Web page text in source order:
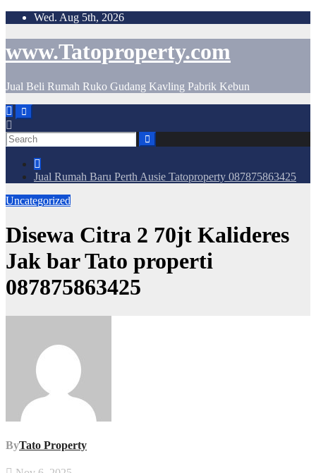
Skip
content
Wed. Aug 5th, 2026
www.Tatoproperty.com
Jual Beli Rumah Ruko Gudang Kavling Pabrik Kebun
Jual Rumah Baru Perth Ausie Tatoproperty 087875863425
Uncategorized
Disewa Citra 2 70jt Kalideres
Jak bar Tato properti
087875863425
ByTato Property